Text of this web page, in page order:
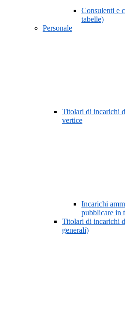
Consulenti e
tabelle)
Personale
Titolari di incarichi
vertice
Incarichi
pubblicare in
Titolari di incarichi
generali)